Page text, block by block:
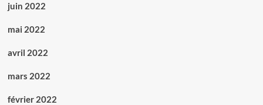
juin 2022
mai 2022
avril 2022
mars 2022
février 2022